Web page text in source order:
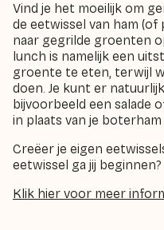
Vind je het moeilijk om
de eetwissel van ham (of
naar gegrilde groenten
lunch is namelijk een
groente te eten, terwijl
doen. Je kunt er
bijvoorbeeld een salade
in plaats van je boterham
Creëer je eigen
eetwissel ga jij beginnen?
Klik hier voor meer